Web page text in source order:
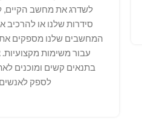
סידרות שלנו או
המחשבים שלנו מספקים את
עבור משימות
בתנאים קשים ומוכנים
לספק